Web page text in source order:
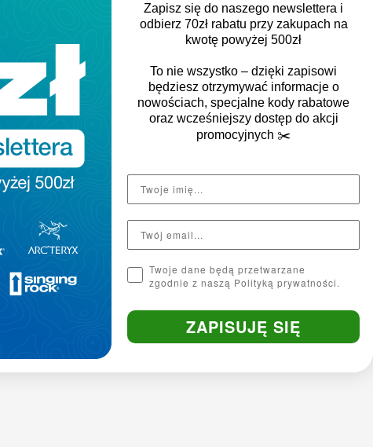
Krój
Zapisz się do naszego newslettera i
odbierz 70zł rabatu przy zakupach na
kwotę powyżej 500zł
To nie wszystko – dzięki zapisowi
będziesz otrzymywać informacje o
nowościach, specjalne kody rabatowe
oraz wcześniejszy dostęp do akcji
promocyjnych ✂️
Twoje dane będą przetwarzane
zgodnie z naszą Polityką prywatności.
ZAPISUJĘ SIĘ